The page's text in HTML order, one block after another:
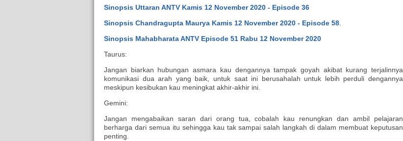
Sinopsis Uttaran ANTV Kamis 12 November 2020 - Episode 36
Sinopsis Chandragupta Maurya Kamis 12 November 2020 - Episode 58
Sinopsis Mahabharata ANTV Episode 51 Rabu 12 November 2020
Taurus:
Jangan biarkan hubungan asmara kau dengannya tampak goyah akibat kurang terjalinnya
komunikasi dua arah yang baik, untuk saat ini berusahalah untuk lebih perduli dengannya
meskipun kesibukan kau meningkat akhir-akhir ini.
Gemini:
Jangan mengabaikan saran dari orang tua, cobalah kau renungkan dan ambil pelajaran
berharga dari semua itu sehingga kau tak sampai salah langkah di dalam membuat keputusan
penting.